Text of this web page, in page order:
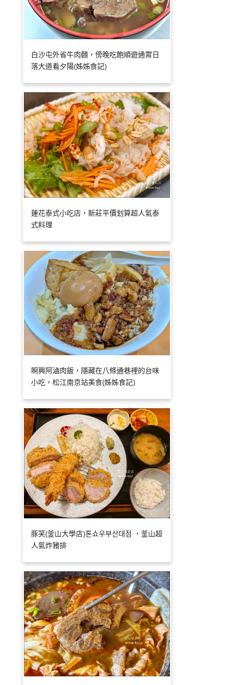
白沙屯外省牛肉麵，傍晚吃飽順遊通霄日
落大道看夕陽(姊姊食記)
蓮花泰式小吃店，新莊平價划算超人氣泰
式料理
啊興阿滷肉飯，隱藏在八條通巷裡的台味
小吃，松江南京站美食(姊姊食記)
豚笑(釜山大學店)톤쇼우부산대점 ，釜山超
人氣炸豬排